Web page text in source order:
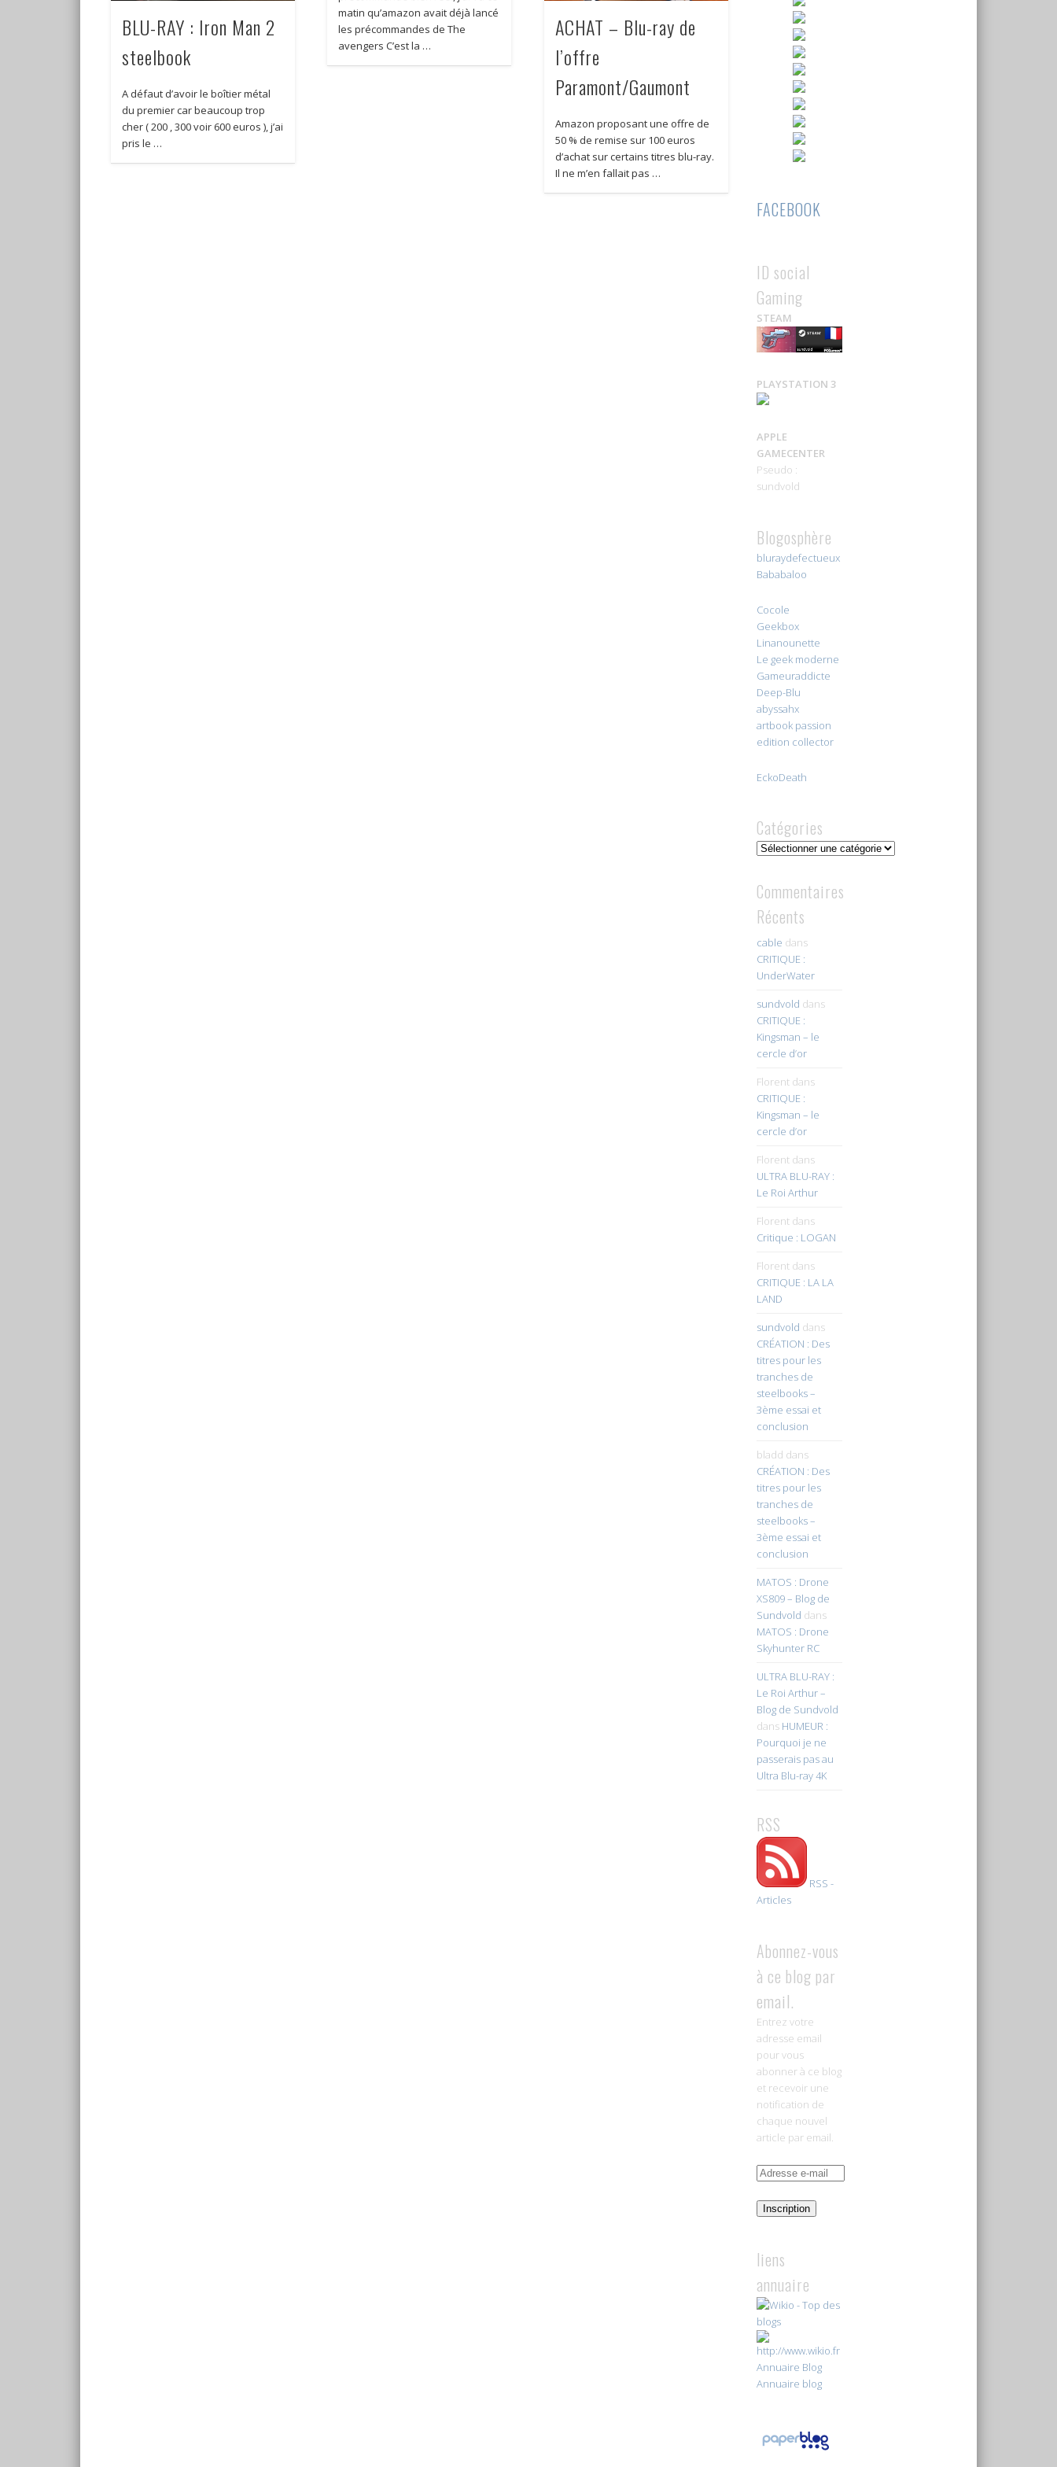
BLU-RAY : Iron Man 2
steelbook
A défaut d’avoir le boîtier métal
du premier car beaucoup trop
cher ( 200 , 300 voir 600 euros ), j’ai
pris le …
matin qu’amazon avait déjà lancé
les précommandes de The
avengers C’est la …
ACHAT – Blu-ray de
l’offre
Paramont/Gaumont
Amazon proposant une offre de
50 % de remise sur 100 euros
d’achat sur certains titres blu-ray.
Il ne m’en fallait pas …
FACEBOOK
ID social
Gaming
STEAM
PLAYSTATION 3
APPLE
GAMECENTER
Pseudo :
sundvold
Blogosphère
bluraydefectueux
Bababaloo
Cocole
Geekbox
Linanounette
Le geek moderne
Gameuraddicte
Deep-Blu
abyssahx
artbook passion
edition collector
EckoDeath
Catégories
Catégories
Commentaires
Récents
cable dans
CRITIQUE :
UnderWater
sundvold dans
CRITIQUE :
Kingsman – le
cercle d’or
Florentdans
CRITIQUE :
Kingsman – le
cercle d’or
Florentdans
ULTRA BLU-RAY :
Le Roi Arthur
Florentdans
Critique : LOGAN
Florentdans
CRITIQUE : LA LA
LAND
sundvold dans
CRÉATION : Des
titres pour les
tranches de
steelbooks –
3ème essai et
conclusion
bladd dans
CRÉATION : Des
titres pour les
tranches de
steelbooks –
3ème essai et
conclusion
MATOS : Drone
XS809 – Blog de
Sundvold dans
MATOS : Drone
Skyhunter RC
ULTRA BLU-RAY :
Le Roi Arthur –
Blog de Sundvold
dans HUMEUR :
Pourquoi je ne
passerais pas au
Ultra Blu-ray 4K
RSS
RSS -
Articles
Abonnez-vous
à ce blog par
email.
Entrez votre
adresse email
pour vous
abonner à ce blog
et recevoir une
notification de
chaque nouvel
article par email.
Adresse
mailInscription
liens
annuaire
Annuaire Blog
Annuaire blog